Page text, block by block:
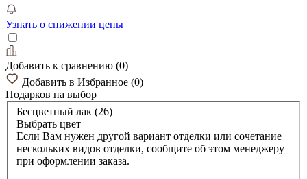
Узнать о снижении цены
Добавить к сравнению (0)
Добавить в Избранное (0)
Подарков на выбор
Бесцветный лак (26)
Выбрать цвет
Если Вам нужен другой вариант отделки или сочетание
нескольких видов отделки, сообщите об этом менеджеру
при оформлении заказа.